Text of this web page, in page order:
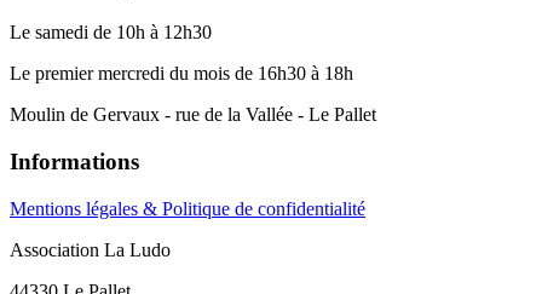
Le samedi de 10h à 12h30
Le premier mercredi du mois de 16h30 à 18h
Moulin de Gervaux - rue de la Vallée - Le Pallet
Informations
Mentions légales & Politique de confidentialité
Association La Ludo